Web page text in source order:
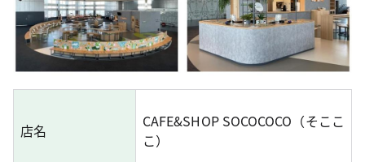
店名
CAFE&SHOP SOCOCOCO（そここ
こ）